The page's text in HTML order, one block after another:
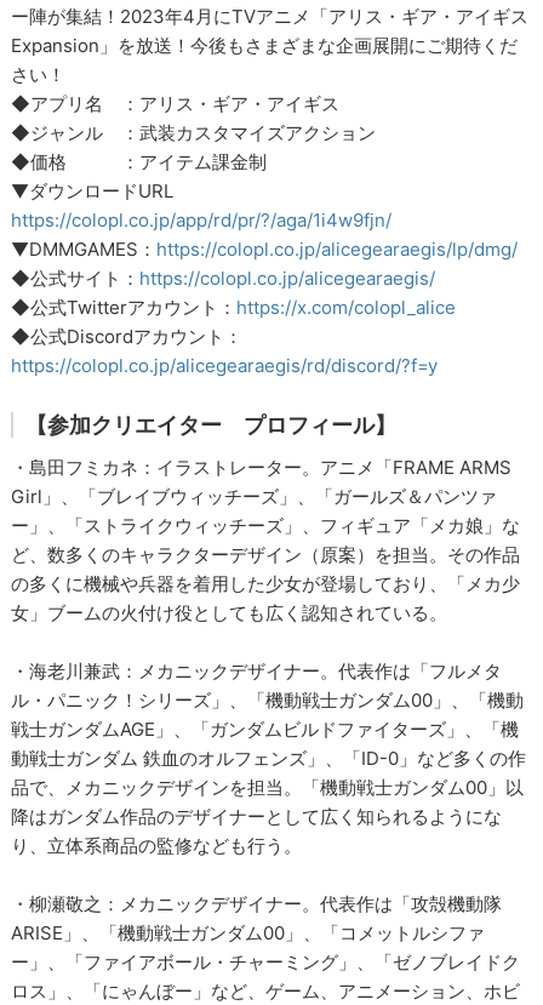
ー陣が集結！2023年4月にTVアニメ「アリス・ギア・アイギス
Expansion」を放送！今後もさまざまな企画展開にご期待くだ
さい！
◆アプリ名 ：アリス・ギア・アイギス
◆ジャンル ：武装カスタマイズアクション
◆価格 ：アイテム課金制
▼ダウンロードURL
https://colopl.co.jp/app/rd/pr/?/aga/1i4w9fjn/
▼DMMGAMES： https://colopl.co.jp/alicegearaegis/lp/dmg/
◆公式サイト： https://colopl.co.jp/alicegearaegis/
◆公式Twitterアカウント： https://x.com/colopl_alice
◆公式Discordアカウント：
https://colopl.co.jp/alicegearaegis/rd/discord/?f=y
【参加クリエイター プロフィール】
・島田フミカネ：イラストレーター。アニメ「FRAME ARMS
Girl」、「ブレイブウィッチーズ」、「ガールズ＆パンツァ
ー」、「ストライクウィッチーズ」、フィギュア「メカ娘」な
ど、数多くのキャラクターデザイン（原案）を担当。その作品
の多くに機械や兵器を着用した少女が登場しており、「メカ少
女」ブームの火付け役としても広く認知されている。
・海老川兼武：メカニックデザイナー。代表作は「フルメタ
ル・パニック！シリーズ」、「機動戦士ガンダム00」、「機動
戦士ガンダムAGE」、「ガンダムビルドファイターズ」、「機
動戦士ガンダム 鉄血のオルフェンズ」、「ID-0」など多くの作
品で、メカニックデザインを担当。「機動戦士ガンダム00」以
降はガンダム作品のデザイナーとして広く知られるようにな
り、立体系商品の監修なども行う。
・柳瀬敬之：メカニックデザイナー。代表作は「攻殻機動隊
ARISE」、「機動戦士ガンダム00」、「コメットルシファ
ー」、「ファイアボール・チャーミング」、「ゼノブレイドク
ロス」、「にゃんぼー」など、ゲーム、アニメーション、ホビ